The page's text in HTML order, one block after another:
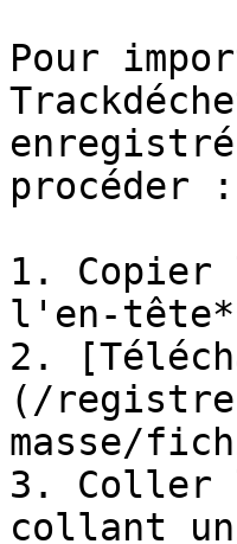
Pour
procéder :
1. Copier
l'en-
2.
(/
masse/
3. Coller
collant